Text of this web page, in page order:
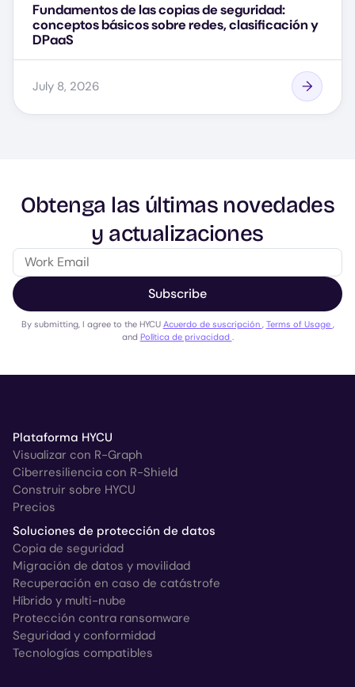
Fundamentos de las copias de seguridad:
conceptos básicos sobre redes, clasificación y
DPaaS
July 8, 2026
Obtenga las últimas novedades
y actualizaciones
Subscribe
By submitting, I agree to the HYCU Acuerdo de suscripción , Terms of Usage ,
and Política de privacidad .
Plataforma HYCU
Visualizar con R-Graph
Ciberresiliencia con R-Shield
Construir sobre HYCU
Precios
Soluciones de protección de datos
Copia de seguridad
Migración de datos y movilidad
Recuperación en caso de catástrofe
Híbrido y multi-nube
Protección contra ransomware
Seguridad y conformidad
Tecnologías compatibles